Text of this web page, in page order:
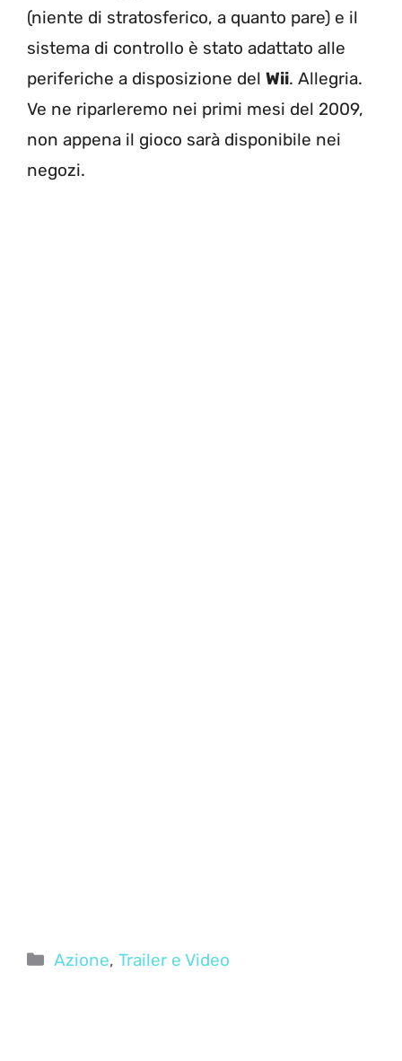
(niente di stratosferico, a quanto pare) e il
sistema di controllo è stato adattato alle
periferiche a disposizione del Wii. Allegria.
Ve ne riparleremo nei primi mesi del 2009,
non appena il gioco sarà disponibile nei
negozi.
Categorie
Azione,Trailer e Video